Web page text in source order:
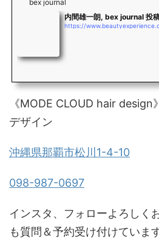
bex journal
内間雄一朗, bex journal 投
《MODE CLOUD hair design
デザイン
沖縄県那覇市松川1-4-10
098-987-0697
インスタ、フォローよろしく
も質問＆予約受け付けています